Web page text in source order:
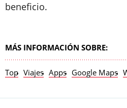
beneficio.
MÁS INFORMACIÓN SOBRE:
Top Viajes Apps Google Maps